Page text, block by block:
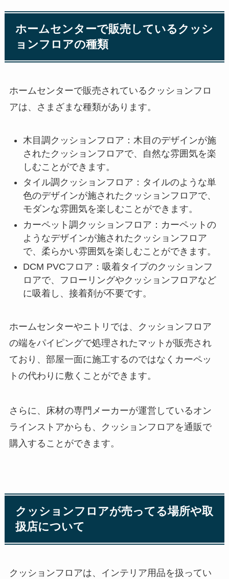
ホームセンターで販売しているクッシ
ョンフロアの種類
ホームセンターで販売されているクッションフロ
アは、さまざまな種類があります。
木目調クッションフロア：木目のデザインが施
されたクッションフロアで、自然な雰囲気を楽
しむことができます。
タイル調クッションフロア：タイルのような単
色のデザインが施されたクッションフロアで、
モダンな雰囲気を楽しむことができます。
カーペット調クッションフロア：カーペットの
ようなデザインが施されたクッションフロア
で、柔らかい雰囲気を楽しむことができます。
DCM PVCフロア：吸着タイプのクッションフ
ロアで、フローリングやクッションフロアなど
に吸着し、接着剤が不要です。
ホームセンターやニトリでは、クッションフロア
の端をパイピングで処理されたマットが販売され
ており、部屋一面に施工するのではなくカーペッ
トの代わりに敷くことができます。
さらに、床材の専門メーカーが運営しているオン
ラインストアからも、クッションフロアを通販で
購入することができます。
クッションフロアが売ってる場所や取
扱店について
クッションフロアは、インテリア用品を扱ってい